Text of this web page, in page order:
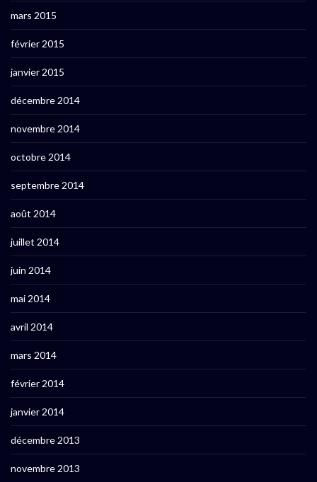
mars 2015
février 2015
janvier 2015
décembre 2014
novembre 2014
octobre 2014
septembre 2014
août 2014
juillet 2014
juin 2014
mai 2014
avril 2014
mars 2014
février 2014
janvier 2014
décembre 2013
novembre 2013